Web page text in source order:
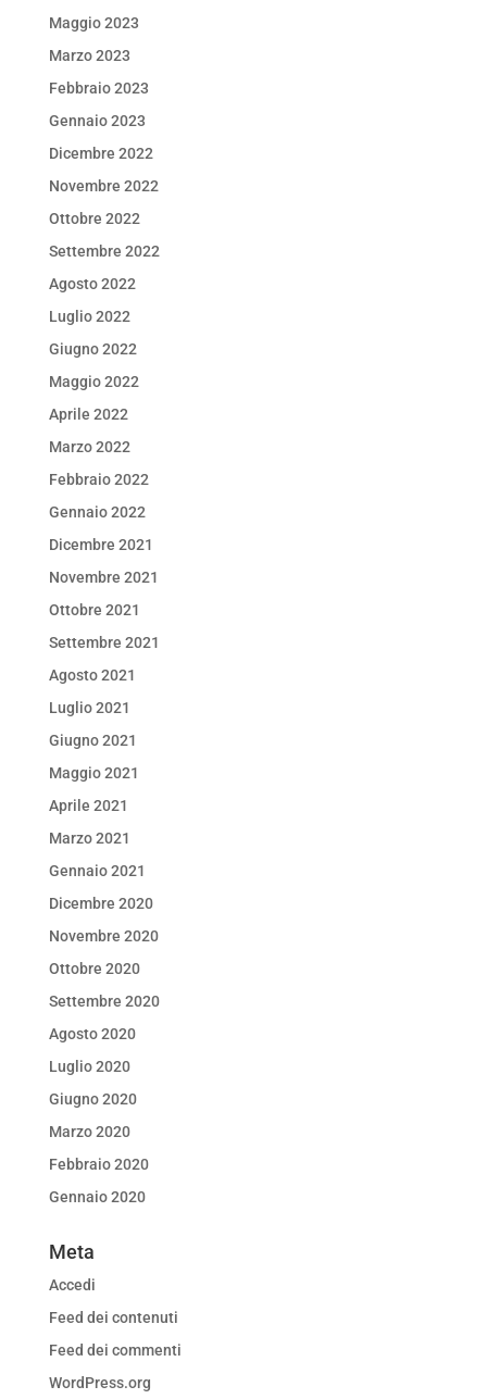
Maggio 2023
Marzo 2023
Febbraio 2023
Gennaio 2023
Dicembre 2022
Novembre 2022
Ottobre 2022
Settembre 2022
Agosto 2022
Luglio 2022
Giugno 2022
Maggio 2022
Aprile 2022
Marzo 2022
Febbraio 2022
Gennaio 2022
Dicembre 2021
Novembre 2021
Ottobre 2021
Settembre 2021
Agosto 2021
Luglio 2021
Giugno 2021
Maggio 2021
Aprile 2021
Marzo 2021
Gennaio 2021
Dicembre 2020
Novembre 2020
Ottobre 2020
Settembre 2020
Agosto 2020
Luglio 2020
Giugno 2020
Marzo 2020
Febbraio 2020
Gennaio 2020
Meta
Accedi
Feed dei contenuti
Feed dei commenti
WordPress.org